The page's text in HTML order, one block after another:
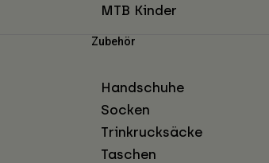
MTB Kinder
Zubehör
Handschuhe
Socken
Trinkrucksäcke
Taschen